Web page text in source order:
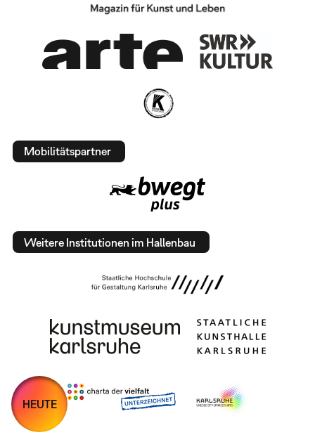
Mobilitätspartner
Weitere Institutionen im Hallenbau
HEUTE